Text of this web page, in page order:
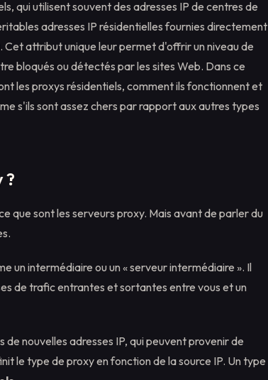
qui utilisent souvent des adresses IP de centres de
adresses IP résidentielles fournies directement
attribut unique leur permet d'offrir un niveau de
bloqués ou détectés par les sites Web. Dans ce
les proxys résidentiels, comment ils fonctionnent et
s'ils sont assez chers par rapport aux autres types
?
que sont les serveurs proxy. Mais avant de parler du
un intermédiaire ou un « serveur intermédiaire ». Il
de trafic entrantes et sortantes entre vous et un
nouvelles adresses IP, qui peuvent provenir de
le type de proxy en fonction de la source IP. Un type